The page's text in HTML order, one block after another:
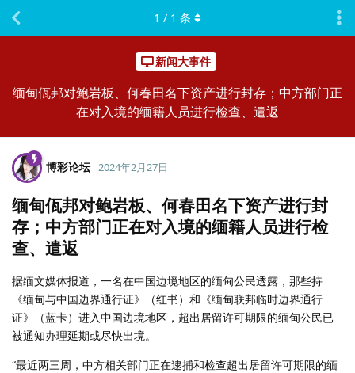
新闻大事件
缅甸佤邦对鲍岩板、何春田名下资产进行封存；中方部门正
在对入境的缅籍人员进行检查、遣返
1 / 1 条
博彩论坛 2024年2月27日
缅甸佤邦对鲍岩板、何春田名下资产进行封
存；中方部门正在对入境的缅籍人员进行检
查、遣返
据缅文媒体报道，一名在中国边境地区的缅甸公民透露，那些持
《缅甸与中国边界通行证》（红书）和《缅甸联邦临时边界通行
证》（蓝卡）进入中国边境地区，超出居留许可期限的缅甸公民已
被通知办理延期或尽快出境。
“最近两三周，中方相关部门正在逮捕和检查超出居留许可期限的缅